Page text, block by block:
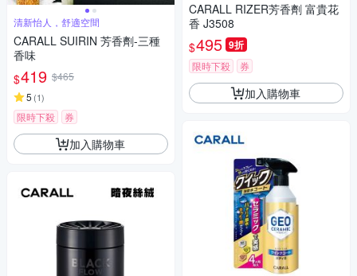
清新怡人，舒適空間
CARALL SUIRIN 芳香劑-三種
香味
$419 $465
5 (1)
限時下殺 券
加入購物車
CARALL RIZER芳香劑 富貴花
香 J3508
$495 9折
限時下殺 券
加入購物車